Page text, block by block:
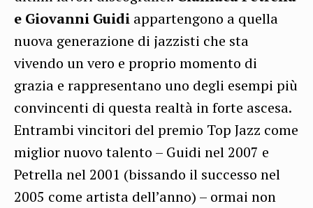
e Giovanni Guidi appartengono a quella
nuova generazione di jazzisti che sta
vivendo un vero e proprio momento di
grazia e rappresentano uno degli esempi più
convincenti di questa realtà in forte ascesa.
Entrambi vincitori del premio Top Jazz come
miglior nuovo talento – Guidi nel 2007 e
Petrella nel 2001 (bissando il successo nel
2005 come artista dell’anno) – ormai non